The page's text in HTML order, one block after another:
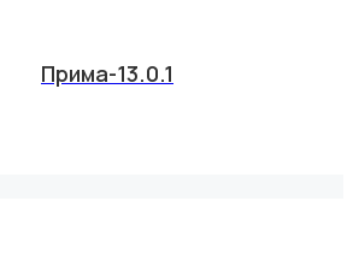
Прима-13.0.1